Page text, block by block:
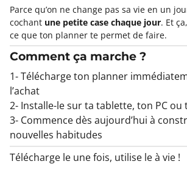
Parce qu’on ne change pas sa vie en un
cochant une petite case chaque jour. Et
ce que ton planner te permet de faire.
Comment ça marche ?
1- Télécharge ton planner
l’achat
2- Installe-le sur ta tablette, ton PC
3- Commence dès aujourd’hui à
nouvelles habitudes
Télécharge le une fois, utilise le à vie !